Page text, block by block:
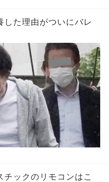
した理由がついにバレ
ックのリモコンはこ